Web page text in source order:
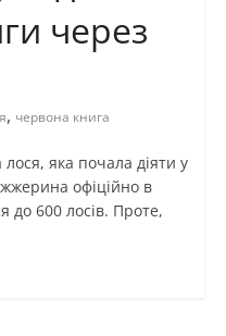
через
, червона книга
яка почала діяти у
офіційно в
до 600 лосів. Проте,